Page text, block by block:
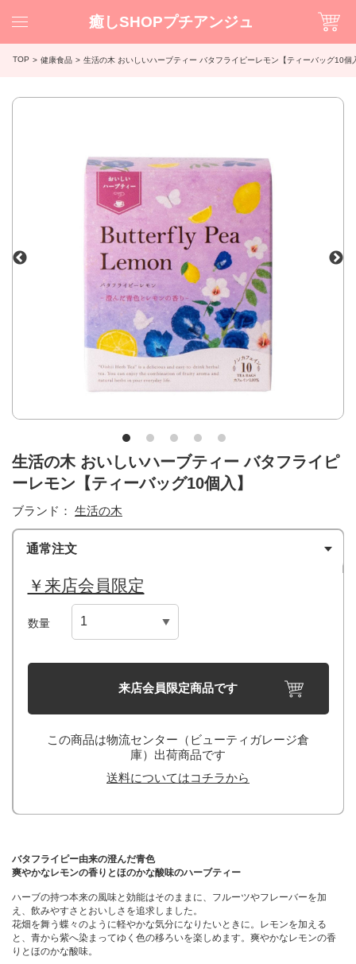
癒しSHOPプチアンジュ
TOP 健康食品 生活の木 おいしいハーブティー バタフライピーレモン【ティーバッグ10個
生活の木 おいしいハーブティー バタフライピ
ーレモン【ティーバッグ10個入】
ブランド： 生活の木
通常注文
￥来店会員限定
数量
来店会員限定商品です
この商品は物流センター（ビューティガレージ倉
庫）出荷商品です
送料についてはコチラから
バタフライピー由来の澄んだ青色
爽やかなレモンの香りとほのかな酸味のハーブティー
ハーブの持つ本来の風味と効能はそのままに、フルーツやフレーバーを加
え、飲みやすさとおいしさを追求しました。
花畑を舞う蝶々のように軽やかな気分になりたいときに。レモンを加える
と、青から紫へ染まってゆく色の移ろいを楽しめます。爽やかなレモンの香
りとほのかな酸味。